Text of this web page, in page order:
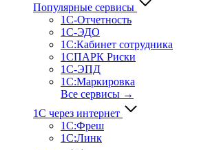
Популярные сервисы
1С-Отчет­ность
1С-ЭДО
1С:Кабинет сотрудника
1СПАРК Риски
1С-ЭПД
1С:Маркировка
Все сервисы →
1С через интернет
1С:Фреш
1С:Линк